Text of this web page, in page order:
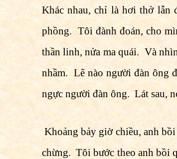
Khác nhau, chỉ là hơi thở lẫn
phồng. Tôi đành đoán, cho
thần linh, nửa ma quái. Và
nhầm. Lẽ nào người đàn ông
ngực người đàn ông. Lát sau,
Khoảng bảy giờ chiều, anh
chừng. Tôi bước theo anh bồi